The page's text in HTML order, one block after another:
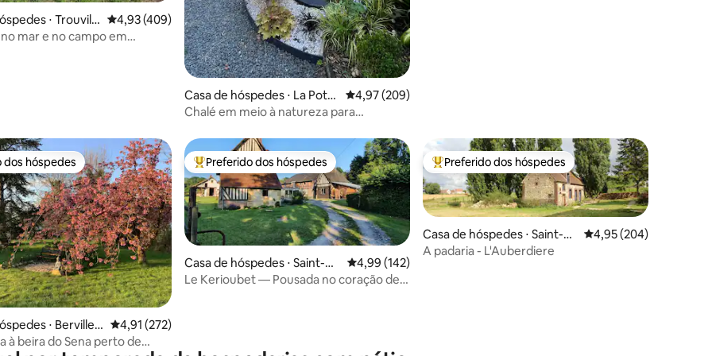
⋅ Trouville 4,93 de uma avaliação média de 5, 409 avaliações
4,93 (409)
mar e no campo em
Casa de hóspedes ⋅ La Poter
ie-Mathieu
4,97 de uma avaliação média de 5, 209 avaliações
4,97 (209)
Chalé em meio à natureza para
de 5, 321 avaliações
dos hóspedes
dos hóspedes
⋅ Berville-
4,91 de uma avaliação média de 5, 272 avaliações
4,91 (272)
à beira do Sena perto de
Entre os melhores preferidos dos hóspedes
Preferido dos hóspedes
Casa de hóspedes ⋅ Saint-G
ermain-de-Livet
4,99 de uma avaliação média de 5, 142 avaliações
4,99 (142)
Le Kerioubet — Pousada no coração de
Entre os melhores preferidos dos hóspedes
Preferido dos hóspedes
Casa de hóspedes ⋅ Saint-Vi
ctor-de-Buthon
4,95 de uma avaliação
4,95 (204)
A padaria - L'Auberdiere